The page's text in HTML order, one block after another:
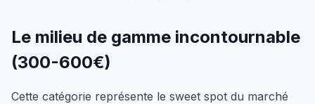
Le milieu de gamme incontournable
(300-600€)
Cette catégorie représente le sweet spot du marché